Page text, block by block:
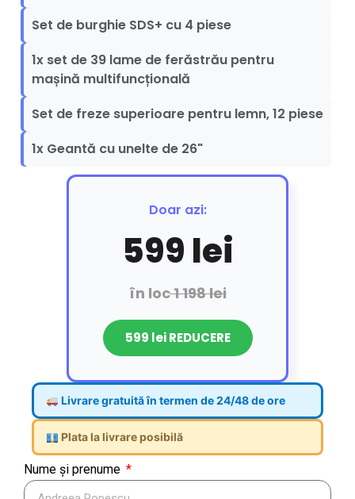
Set de burghie SDS+ cu 4 piese
1x set de 39 lame de ferăstrău pentru
mașină multifuncțională
Set de freze superioare pentru lemn, 12 piese
1x Geantă cu unelte de 26"
Doar azi:
599 lei
în loc1 198 lei
599 lei REDUCERE
Livrare gratuită în termen de 24/48 de ore
Plata la livrare posibilă
Nume și prenume